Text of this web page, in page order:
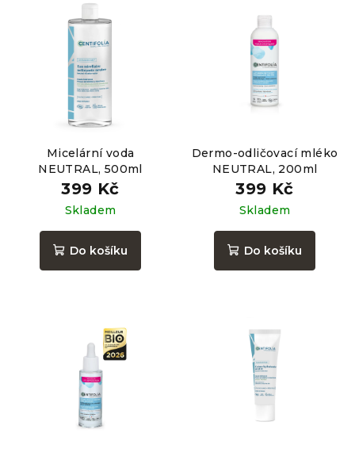
Micelární voda
NEUTRAL, 500ml
399 Kč
Skladem
Do košíku
Dermo-odličovací mléko
NEUTRAL, 200ml
399 Kč
Skladem
Do košíku